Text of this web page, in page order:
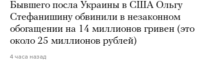
Бывшего посла Украины в США Ольгу
Стефанишину обвинили в незаконном
обогащении на 14 миллионов гривен (это
около 25 миллионов рублей)
4 часа назад